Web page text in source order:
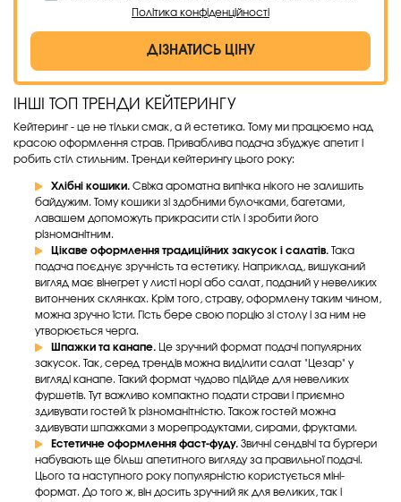
Політика конфіденційності
ДІЗНАТИСЬ ЦІНУ
ІНШІ ТОП ТРЕНДИ КЕЙТЕРИНГУ
Кейтеринг - це не тільки смак, а й естетика. Тому ми працюємо над
красою оформлення страв. Приваблива подача збуджує апетит і
робить стіл стильним. Тренди кейтерингу цього року:
Хлібні кошики.Свіжа ароматна випічка нікого не залишить
байдужим. Тому кошики зі здобними булочками, багетами,
лавашем допоможуть прикрасити стіл і зробити його
різноманітним.
Цікаве оформлення традиційних закусок і салатів.Така
подача поєднує зручність та естетику. Наприклад, вишуканий
вигляд має вінегрет у листі норі або салат, поданий у невеликих
витончених склянках. Крім того, страву, оформлену таким чином,
можна зручно їсти. Гість бере свою порцію зі столу і за ним не
утворюється черга.
Шпажки та канапе.Це зручний формат подачі популярних
закусок. Так, серед трендів можна виділити салат "Цезар" у
вигляді канапе. Такий формат чудово підійде для невеликих
фуршетів. Тут важливо компактно подати страви і приємно
здивувати гостей їх різноманітністю. Також гостей можна
здивувати шпажками з морепродуктами, сирами, фруктами.
Естетичне оформлення фаст-фуду.Звичні сендвічі та бургери
набувають ще більш апетитного вигляду за правильної подачі.
Цього та наступного року популярністю користується міні-
формат. До того ж, він досить зручний як для великих, так і